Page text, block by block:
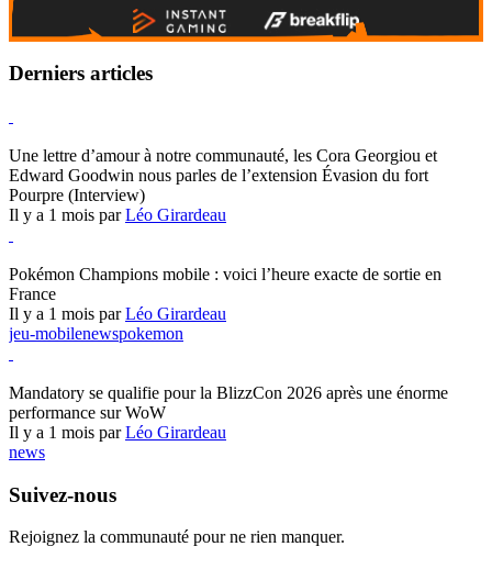
Derniers articles
Une lettre d’amour à notre communauté, les Cora Georgiou et
Edward Goodwin nous parles de l’extension Évasion du fort
Pourpre (Interview)
Il y a 1 mois parLéo Girardeau
Pokémon Champions mobile : voici l’heure exacte de sortie en
France
Il y a 1 mois parLéo Girardeau
jeu-mobilenewspokemon
Mandatory se qualifie pour la BlizzCon 2026 après une énorme
performance sur WoW
Il y a 1 mois parLéo Girardeau
news
Suivez-nous
Rejoignez la communauté pour ne rien manquer.